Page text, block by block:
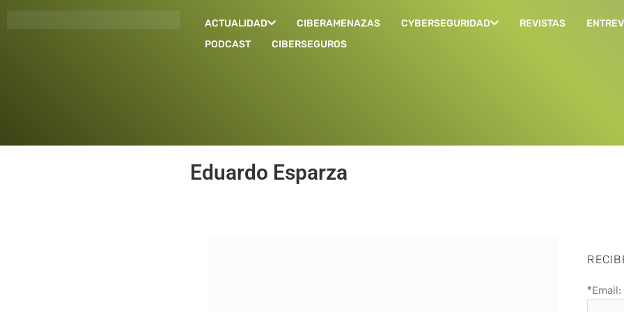
ACTUALIDAD CIBERAMENAZAS CYBERSEGURIDAD REVISTAS
PODCAST
CIBERSEGUROS
Eduardo Esparza
*Email: